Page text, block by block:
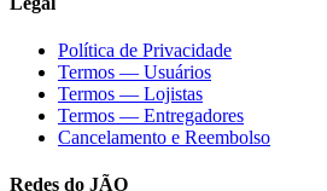
Política de Privacidade
Termos — Usuários
Termos — Lojistas
Termos — Entregadores
Cancelamento e Reembolso
Redes do JÃO